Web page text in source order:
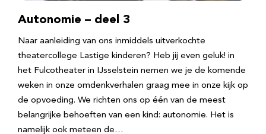
Autonomie – deel 3
Naar aanleiding van ons inmiddels uitverkochte
theatercollege Lastige kinderen? Heb jij even geluk! in
het Fulcotheater in IJsselstein nemen we je de komende
weken in onze omdenkverhalen graag mee in onze kijk op
de opvoeding. We richten ons op één van de meest
belangrijke behoeften van een kind: autonomie. Het is
namelijk ook meteen de…